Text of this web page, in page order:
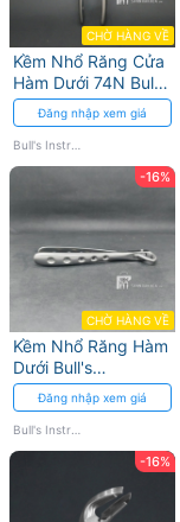
CHỜ HÀNG VỀ
Kềm Nhổ Răng Cửa
Hàm Dưới 74N Bull's
Instrumed
Đăng nhập xem giá
-16%
CHỜ HÀNG VỀ
Kềm Nhổ Răng Hàm
Dưới Bull's
Instrumed Model 13
Đăng nhập xem giá
-16%